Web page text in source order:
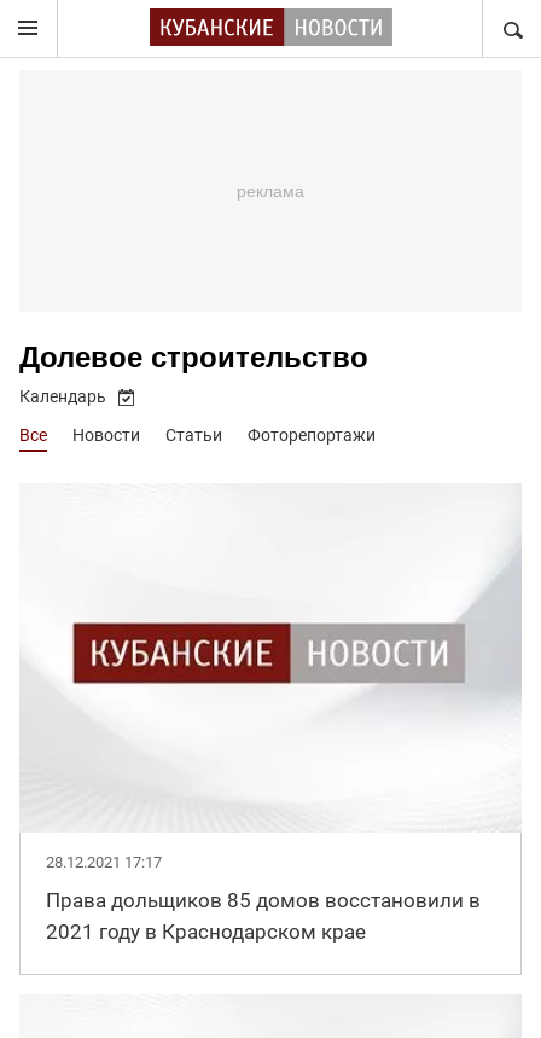
Долевое строительство
Все Новости Статьи Фоторепортажи
Календарь
28.12.2021 17:17
Права дольщиков 85 домов восстановили в
2021 году в Краснодарском крае